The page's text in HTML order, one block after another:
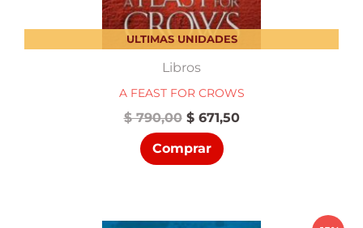
ULTIMAS UNIDADES
Libros
A FEAST FOR CROWS
$790,00 El
precio
original
era:
$671,50El
Comprar